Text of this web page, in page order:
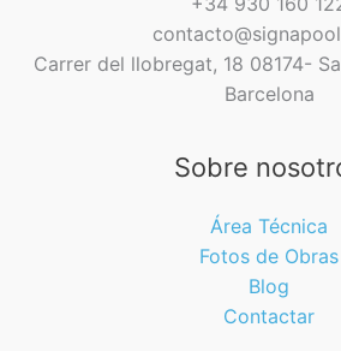
Carrer del llobregat, 18 08174-
Barcelona
Sobre
Área Técnica
Fotos de Obras
Blog
Contactar